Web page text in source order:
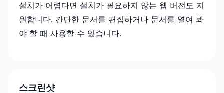
설치가 어렵다면 설치가 필요하지 않는 웹 버전도 지
원합니다. 간단한 문서를 편집하거나 문서를 열여 봐
야 할 때 사용할 수 있습니다.
스크린샷